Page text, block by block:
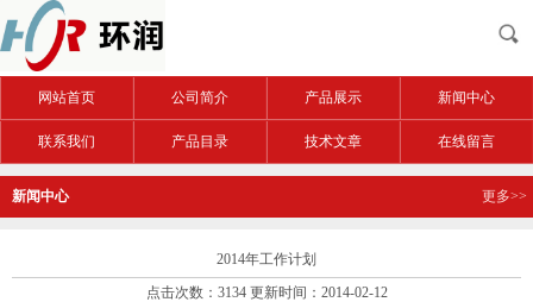
网站首页 公司简介 产品展示 新闻中心
联系我们 产品目录 技术文章 在线留言
新闻中心 更多>>
2014年工作计划
点击次数：3134 更新时间：2014-02-12